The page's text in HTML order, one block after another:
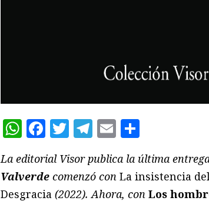
WhatsApp
Facebook
Twitter
Telegram
Email
La editorial Visor publica la última
Valverde comenzó con La insistencia
Desgracia (2022). Ahora, con Los